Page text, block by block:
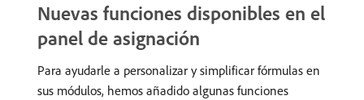
Nuevas funciones disponibles en el
panel de asignación
Para ayudarle a personalizar y simplificar fórmulas en
sus módulos, hemos añadido algunas funciones